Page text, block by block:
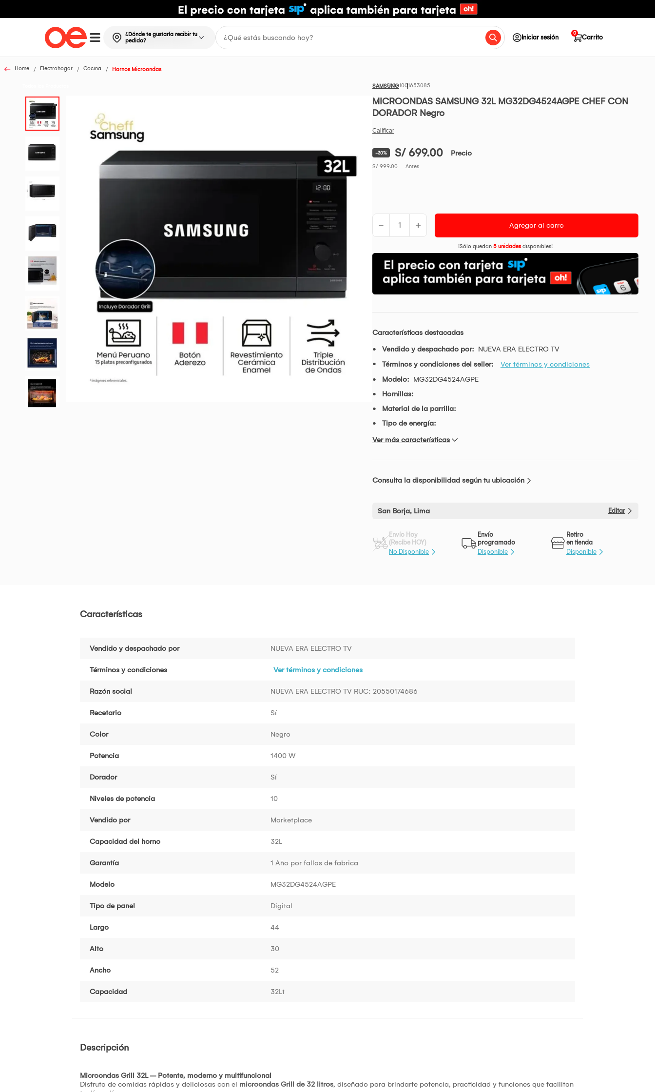
¿Dónde te gustaría recibir tu
pedido?
Iniciar sesión Carrito
0
Home Electrohogar Cocina Hornos Microondas
SAMSUNG1001653085
MICROONDAS SAMSUNG 32L MG32DG4524AGPE CHEF CON
DORADOR Negro
-30% S/ 699.00 Precio
S/ 999.00 Antes
- + Agregar al carro
¡Sólo quedan 5 unidadesdisponibles!
Características destacadas
Vendido y despachado por: NUEVA ERA ELECTRO TV
Términos y condiciones del seller:
Ver términos y condiciones
Modelo: MG32DG4524AGPE
Hornillas:
Material de la parrilla:
Tipo de energía:
Ver más características
Consulta la disponibilidad según tu ubicación
San Borja, Lima Editar
Envío Hoy
(Recibe HOY)
No Disponible
Envío
programado
Disponible
Retiro
en tienda
Disponible
Características
Vendido y despachado por NUEVA ERA ELECTRO TV
Términos y condiciones Ver términos y condiciones
Razón social NUEVA ERA ELECTRO TV RUC: 20550174686
Recetario Sí
Color Negro
Potencia 1400 W
Dorador Sí
Niveles de potencia 10
Vendido por Marketplace
Capacidad del horno 32L
Garantía 1 Año por fallas de fabrica
Modelo MG32DG4524AGPE
Tipo de panel Digital
Largo 44
Alto 30
Ancho 52
Capacidad 32Lt
Descripción
Microondas Grill 32L – Potente, moderno y multifuncional
Disfruta de comidas rápidas y deliciosas con el microondas Grill de 32 litros, diseñado para brindarte potencia, practicidad y funciones que facilitan